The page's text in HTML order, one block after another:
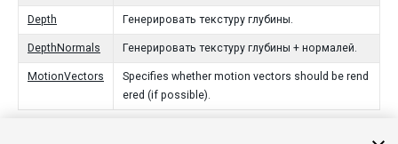
Depth Генерировать текстуру глубины.
DepthNormals Генерировать текстуру глубины + нормалей.
MotionVectors
Specifies whether motion vectors should be rend
ered (if possible).